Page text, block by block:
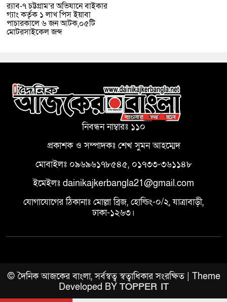
র‌্যাব-৭ চট্টগ্রাম’র অভিযানে বাইকার
গ্যাং কর্তৃক ১ লাখ পিস ইয়াবা
পাচারকালে ৬ জন আটক,০৫টি
মোটরসাইকেল জব্দ
নিবন্ধন নাম্বারঃ ১১০
প্রকাশক ও সম্পাদকঃ শেখ সুমন আহম্মেদ
মোবাইলঃ ০৯৬৯৬১৭৮৫৪৫, ০১৭৩৩-৩৬১১৪৮
ইমেইলঃ dainikajkerbangla21@gmail.com
যোগাযোগের ঠিকানাঃ মোল্লা ব্রিজ, হোল্ডিং-০/২, যাত্রাবাড়ী,
ঢাকা-১২৬৩।
© দৈনিক আজকের বাংলা, সর্বস্বত্ব স্বত্বাধিকার সংরক্ষিত | Theme
Developed BY TOPPER IT